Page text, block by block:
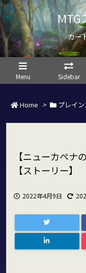
MTG
カー
Menu Sidebar
Home > プレイ
【ニューカペナ
【ストーリー】
2022年4月9日